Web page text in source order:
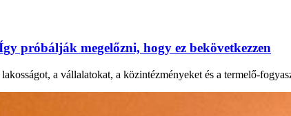
próbálják megelőzni, hogy ez bekövetkezzen
a vállalatokat, a közintézményeket és a termelő-